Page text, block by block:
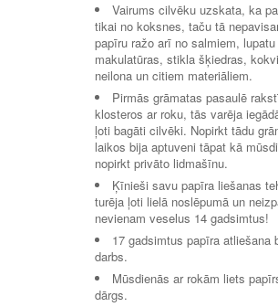
Vairums cilvēku uzskata, ka
tikai no koksnes, taču tā
papīru ražo arī no salmiem,
makulatūras, stikla šķiedras,
neilona un citiem materiāliem.
Pirmās grāmatas pasaulē
klosteros ar roku, tās varēja
ļoti bagāti cilvēki. Nopirkt tādu
laikos bija aptuveni tāpat kā
nopirkt privāto lidmašīnu.
Ķīnieši savu papīra liešanas
turēja ļoti lielā noslēpumā un
nevienam veselus 14 gadsimtus!
17 gadsimtus papīra atliešana
darbs.
Mūsdienās ar rokām liets
dārgs.